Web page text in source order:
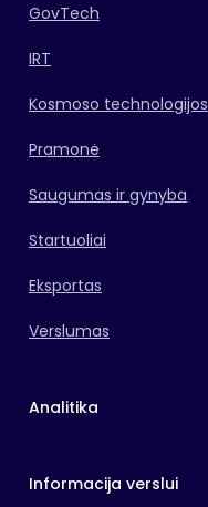
GovTech
IRT
Kosmoso technologijos
Pramonė
Saugumas ir gynyba
Startuoliai
Eksportas
Verslumas
Analitika
Informacija verslui